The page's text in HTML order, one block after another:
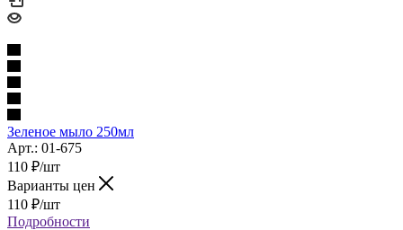
Зеленое мыло 250мл
Арт.: 01-675
110 ₽/шт
Варианты цен
110 ₽/шт
Подробности